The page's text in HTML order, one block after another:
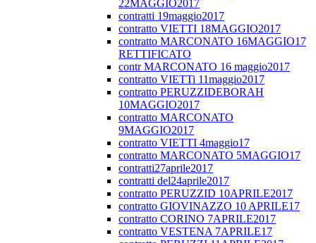
22MAGGIO2017
contratti 19maggio2017
contratto VIETTI 18MAGGIO2017
contratto MARCONATO 16MAGGIO17
RETTIFICATO
contr MARCONATO 16 maggio2017
contratto VIETTi 11maggio2017
contratto PERUZZIDEBORAH
10MAGGIO2017
contratto MARCONATO
9MAGGIO2017
contratto VIETTI 4maggio17
contratto MARCONATO 5MAGGIO17
contratti27aprile2017
contratti del24aprile2017
contratto PERUZZID 10APRILE2017
contratto GIOVINAZZO 10 APRILE17
contratto CORINO 7APRILE2017
contratto VESTENA 7APRILE17